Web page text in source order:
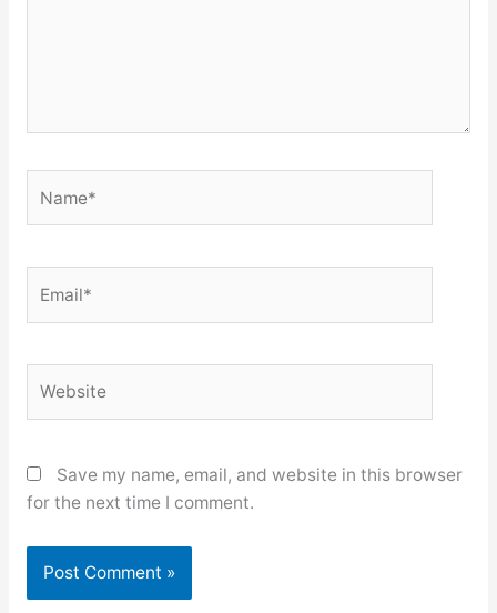
Save my name, email, and website in this browser
for the next time I comment.